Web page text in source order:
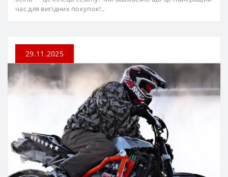
час для вигідних покупок!..
29.11.2025